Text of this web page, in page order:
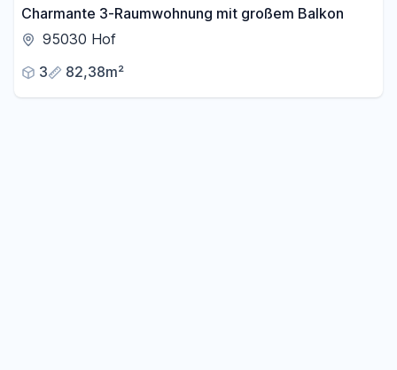
Charmante 3-Raumwohnung mit großem Balkon
95030 Hof
3
82,38m²